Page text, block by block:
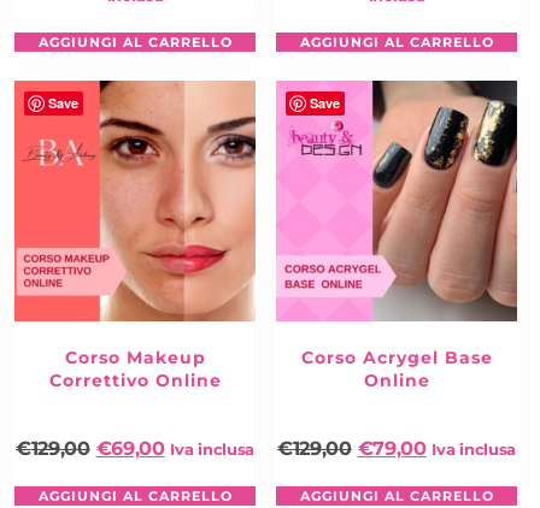
AGGIUNGI AL CARRELLO AGGIUNGI AL CARRELLO
Save
Corso Makeup
Correttivo Online
€129,00 €69,00 Iva inclusa
AGGIUNGI AL CARRELLO
Save
Corso Acrygel Base
Online
€129,00 €79,00 Iva inclusa
AGGIUNGI AL CARRELLO